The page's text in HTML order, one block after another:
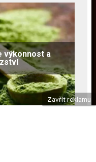
výkonnost a
Zavřít reklamu